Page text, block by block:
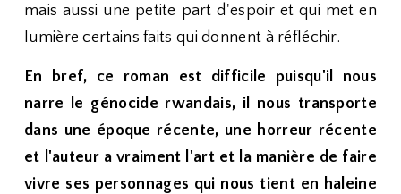
mais aussi une petite part d'espoir et qui met en
lumière certains faits qui donnent à réfléchir.
En bref, ce roman est difficile puisqu'il nous
narre le génocide rwandais, il nous transporte
dans une époque récente, une horreur récente
et l'auteur a vraiment l'art et la manière de faire
vivre ses personnages qui nous tient en haleine